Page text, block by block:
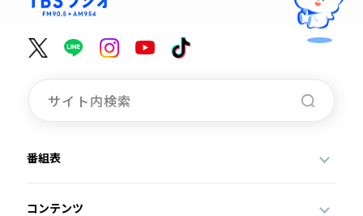
番組表
コンテンツ